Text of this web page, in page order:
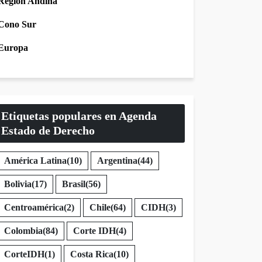
Sur
Etiquetas populares en Agenda
Estado de Derecho
América Latina(10) Argentina(44)
Bolivia(17) Brasil(56)
Centroamérica(2) Chile(64) CIDH(3)
Colombia(84) Corte IDH(4)
CorteIDH(1) Costa Rica(10)